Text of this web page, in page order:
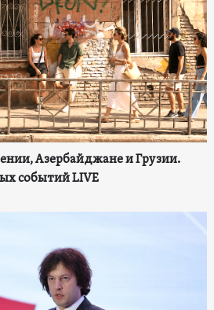
Азербайджане и Грузии.
событий LIVE